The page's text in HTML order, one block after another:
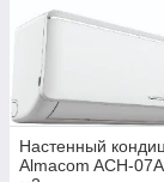
Настенный
Almacom ACH-